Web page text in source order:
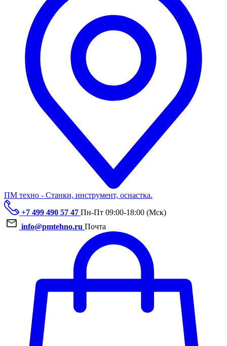
ПМ техно - Станки, инструмент, оснастка.
+7 499 490 57 47 Пн-Пт 09:00-18:00 (Мск)
info@pmtehno.ru Почта